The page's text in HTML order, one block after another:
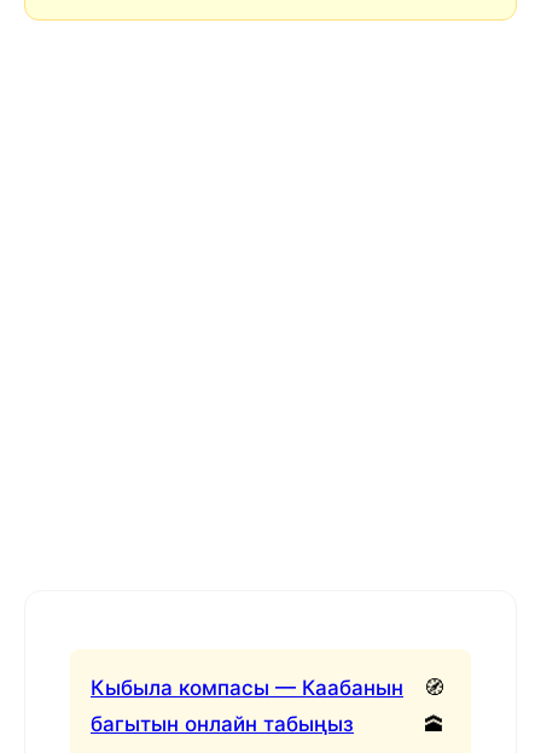
Кыбыла компасы — Каабанын
багытын онлайн табыңыз
🧭
🕋